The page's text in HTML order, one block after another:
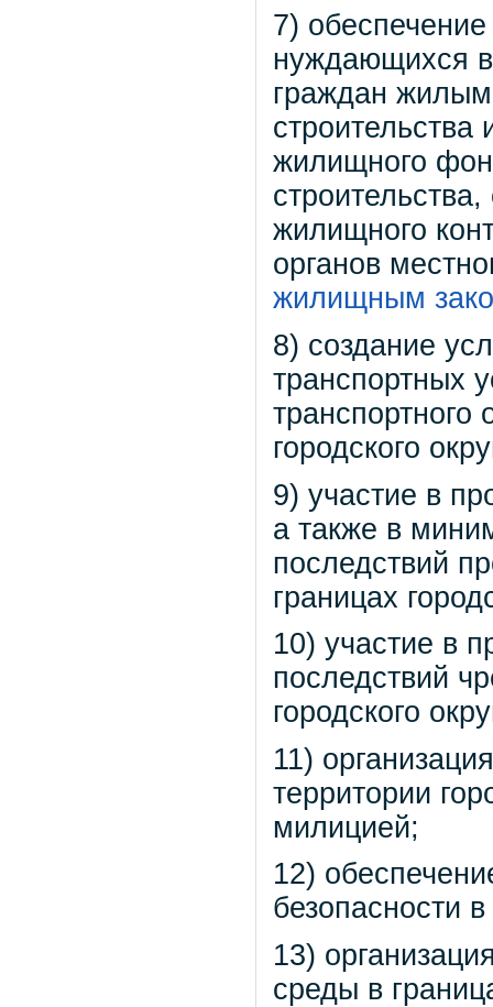
7)
нуждающихся
граждан
жилищного
жилищного
органов
жилищным
8) создание
транспортных
транспортного
городского
9) участие в
а также в
последствий
границах
10) участие в
последствий
городского
11)
территории
милицией;
12)
безопасности в
13)
среды в